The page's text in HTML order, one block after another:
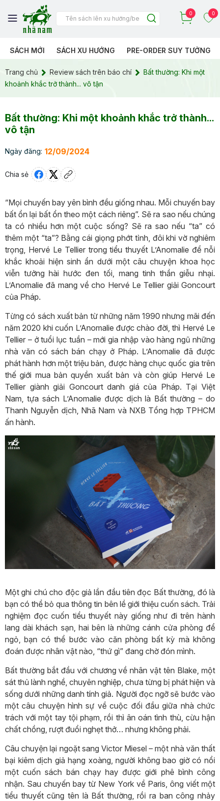
0 0
SÁCH MỚI SÁCH XU HƯỚNG PRE-ORDER SUY TƯỞNG
Trang chủ Review sách trên báo chí
Bất thường: Khi một
khoảnh khắc trở thành... vô tận
Bất thường: Khi một khoảnh khắc trở thành...
vô tận
Ngày đăng: 12/09/2024
Chia sẻ
“Mọi chuyến bay yên bình đều giống nhau. Mỗi chuyến bay
bất ổn lại bất ổn theo một cách riêng”. Sẽ ra sao nếu chúng
ta có nhiều hơn một cuộc sống? Sẽ ra sao nếu “ta” có
thêm một “ta”? Bằng cái giọng phớt tỉnh, đôi khi vờ nghiêm
trọng, Hervé Le Tellier trong tiểu thuyết L’Anomalie để nỗi
khắc khoải hiện sinh ẩn dưới một câu chuyện khoa học
viễn tưởng hài hước đen tối, mang tinh thần giễu nhại.
L’Anomalie đã mang về cho Hervé Le Tellier giải Goncourt
của Pháp.
Từng có sách xuất bản từ những năm 1990 nhưng mãi đến
năm 2020 khi cuốn L’Anomalie được chào đời, thì Hervé Le
Tellier – ở tuổi lục tuần – mới gia nhập vào hàng ngũ những
nhà văn có sách bán chạy ở Pháp. L’Anomalie đã được
phát hành hơn một triệu bản, được hàng chục quốc gia trên
thế giới mua bản quyền xuất bản và còn giúp Hervé Le
Tellier giành giải Goncourt danh giá của Pháp. Tại Việt
Nam, tựa sách L’Anomalie được dịch là Bất thường – do
Thanh Nguyễn dịch, Nhã Nam và NXB Tổng hợp TPHCM
ấn hành.
Một ghi chú cho độc giả lần đầu tiên đọc Bất thường, đó là
bạn có thể bỏ qua thông tin bên lề giới thiệu cuốn sách. Trải
nghiệm đọc cuốn tiểu thuyết này giống như đi trên hành
lang dài khách sạn, hai bên là những cánh cửa phòng để
ngỏ, bạn có thể bước vào căn phòng bất kỳ mà không
đoán được nhân vật nào, “thứ gì” đang chờ đón mình.
Bất thường bắt đầu với chương về nhân vật tên Blake, một
sát thủ lành nghề, chuyên nghiệp, chưa từng bị phát hiện và
sống dưới những danh tính giả. Người đọc ngỡ sẽ bước vào
một câu chuyện hình sự về cuộc đối đầu giữa nhà chức
trách với một tay tội phạm, rồi thì ân oán tình thù, cừu hận
chất chồng, rượt đuổi nghẹt thở… nhưng không phải.
Câu chuyện lại ngoặt sang Victor Miesel – một nhà văn thất
bại kiêm dịch giả hạng xoàng, người không bao giờ có nổi
một cuốn sách bán chạy hay được giới phê bình công
nhận. Sau chuyến bay từ New York về Paris, ông viết một
tiểu thuyết cũng tên là Bất thường, rồi ra ban công nhảy